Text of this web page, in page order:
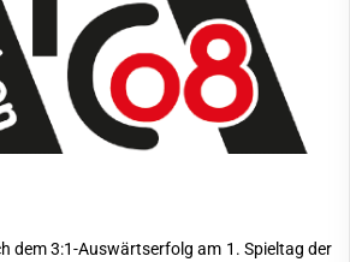
dem 3:1-Auswärtserfolg am 1. Spieltag der